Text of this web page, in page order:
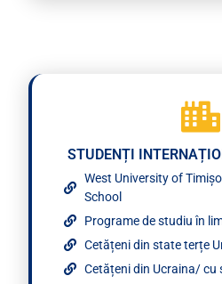
STUDENȚI
West University of
School
Programe de studiu în
Cetățeni din state terțe
Cetățeni din Ucraina/ cu